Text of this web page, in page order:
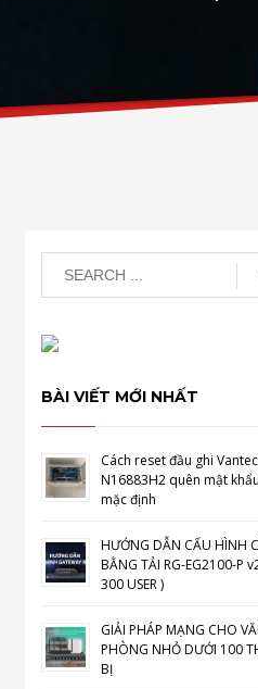
BÀI VIẾT MỚI NHẤT
Cách reset đầu ghi
N16883H2 quên mật
mặc định
HƯỚNG DẪN CẤU HÌNH
BẰNG TẢI RG-EG2100-P
300 USER )
GIẢI PHÁP MẠNG CHO
PHÒNG NHỎ DƯỚI 100
BỊ